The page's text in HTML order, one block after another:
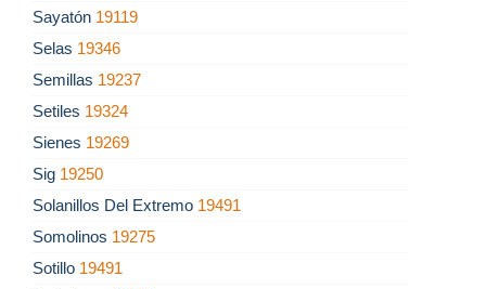
Sayatón 19119
Selas 19346
Semillas 19237
Setiles 19324
Sienes 19269
Sig 19250
Solanillos Del Extremo 19491
Somolinos 19275
Sotillo 19491